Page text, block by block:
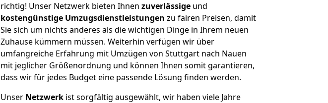
richtig! Unser Netzwerk bieten Ihnen zuverlässige und
kostengünstige Umzugsdienstleistungen zu fairen Preisen, damit
Sie sich um nichts anderes als die wichtigen Dinge in Ihrem neuen
Zuhause kümmern müssen. Weiterhin verfügen wir über
umfangreiche Erfahrung mit Umzügen von Stuttgart nach Nauen
mit jeglicher Größenordnung und können Ihnen somit garantieren,
dass wir für jedes Budget eine passende Lösung finden werden.
Unser Netzwerk ist sorgfältig ausgewählt, wir haben viele Jahre